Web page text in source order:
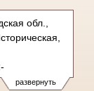
развернуть
обл.,